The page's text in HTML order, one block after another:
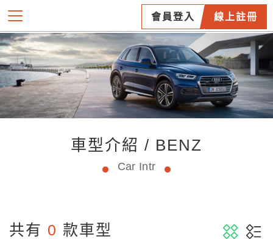
會員登入 線上註冊
車型介紹 / BENZ
Car Intr
共有 0 款車型